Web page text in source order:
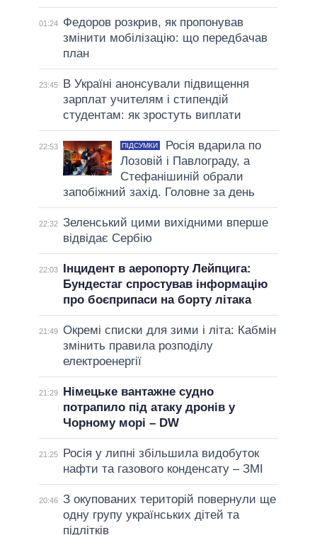
01:24
Федоров розкрив, як пропонував
змінити мобілізацію: що передбачав
план
23:45
В Україні анонсували підвищення
зарплат учителям і стипендій
студентам: як зростуть виплати
22:53 ПІДСУМКИ
Росія вдарила по
Лозовій і Павлограду, а
Стефанішиній обрали
запобіжний захід. Головне за день
22:32 Зеленський цими вихідними вперше
відвідає Сербію
22:03
Інцидент в аеропорту Лейпцига:
Бундестаг спростував інформацію
про боєприпаси на борту літака
21:49 Окремі списки для зими і літа: Кабмін
змінить правила розподілу
електроенергії
21:29
Німецьке вантажне судно
потрапило під атаку дронів у
Чорному морі – DW
21:25
Росія у липні збільшила видобуток
нафти та газового конденсату – ЗМІ
20:46 З окупованих територій повернули ще
одну групу українських дітей та
підлітків